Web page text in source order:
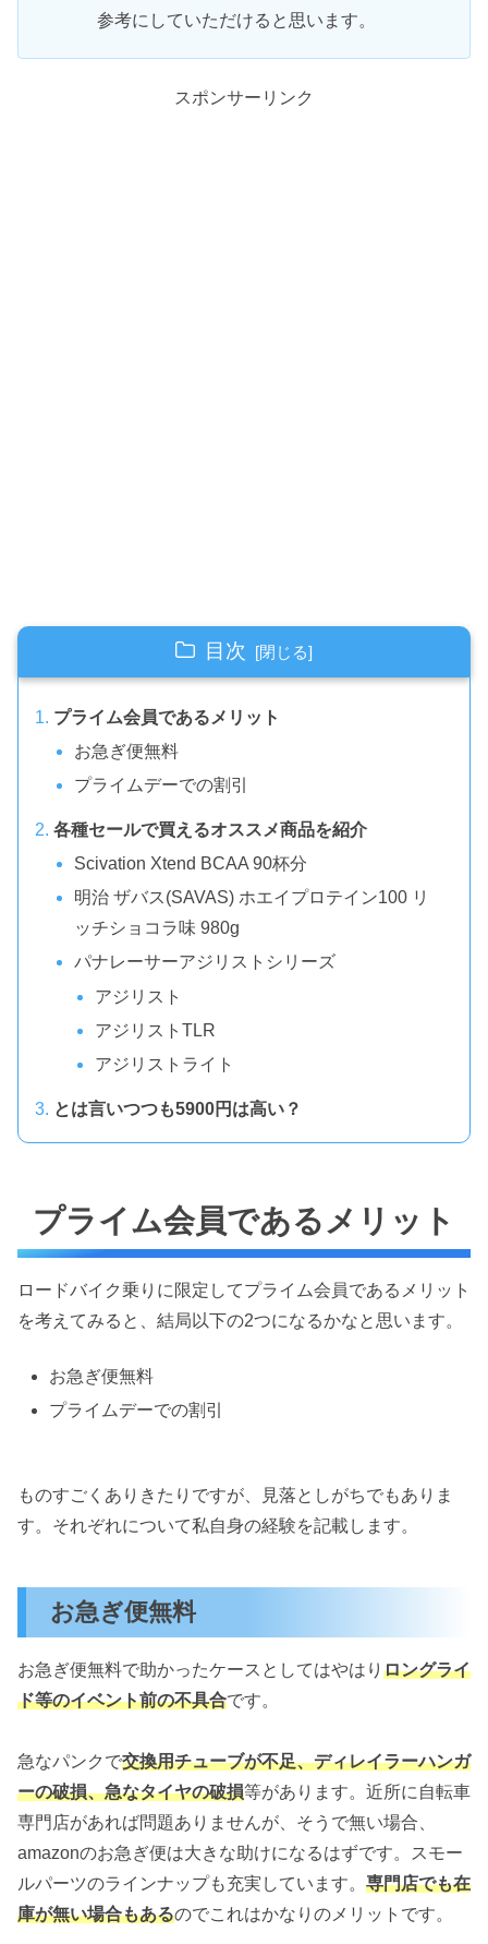
参考にしていただけると思います。
スポンサーリンク
目次
プライム会員であるメリット
お急ぎ便無料
プライムデーでの割引
各種セールで買えるオススメ商品を紹介
Scivation Xtend BCAA 90杯分
明治 ザバス(SAVAS) ホエイプロテイン100 リ
ッチショコラ味 980g
パナレーサーアジリストシリーズ
アジリスト
アジリストTLR
アジリストライト
とは言いつつも5900円は高い？
プライム会員であるメリット
ロードバイク乗りに限定してプライム会員であるメリット
を考えてみると、結局以下の2つになるかなと思います。
お急ぎ便無料
プライムデーでの割引
ものすごくありきたりですが、見落としがちでもありま
す。それぞれについて私自身の経験を記載します。
お急ぎ便無料
お急ぎ便無料で助かったケースとしてはやはり ロングライ
ド等のイベント前の不具合です。
急なパンクで交換用チューブが不足、ディレイラーハンガ
ーの破損、急なタイヤの破損等があります。近所に自転車
専門店があれば問題ありませんが、そうで無い場合、
amazonのお急ぎ便は大きな助けになるはずです。スモー
ルパーツのラインナップも充実しています。 専門店でも在
庫が無い場合もあるのでこれはかなりのメリットです。